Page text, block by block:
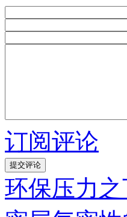
订阅评论
环保压力之